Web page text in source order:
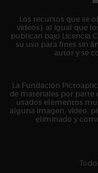
Los recursos que se
vídeos), al igual que
publican bajo Licencia
su uso para fines sin
autor y se
La Fundación
de materiales por parte
usados elementos
alguna imagen, vídeo,
eliminado y